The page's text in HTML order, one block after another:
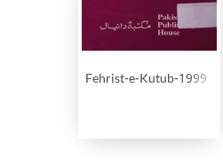
Fehrist-e-Kutub-1999